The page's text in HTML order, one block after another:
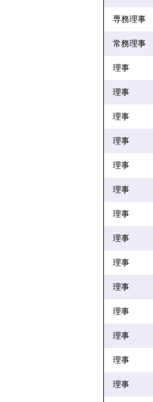
専務理事
常務理事
理事
理事
理事
理事
理事
理事
理事
理事
理事
理事
理事
理事
理事
理事